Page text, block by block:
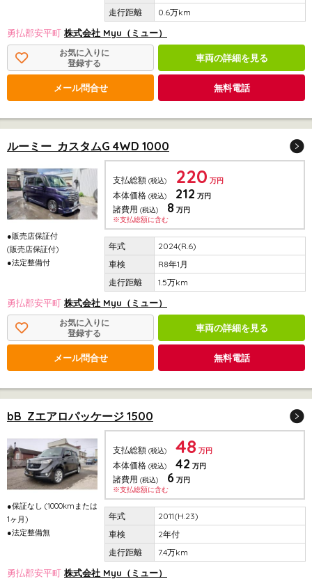
0.6万km
勇払郡安平町 株式会社 Myu（ミュー）
お気に入りに
登録する
車両の詳細を見る
メール問合せ 無料電話
ルーミー カスタムG 4WD 1000
●販売店保証付
(販売店保証付)
●法定整備付
支払総額 (税込) 220 万円
本体価格 (税込) 212 万円
諸費用 (税込) 8 万円
※支払総額に含む
2024(R.6)
R8年1月
1.5万km
勇払郡安平町 株式会社 Myu（ミュー）
お気に入りに
登録する
車両の詳細を見る
メール問合せ 無料電話
bB Zエアロパッケージ 1500
●保証なし (1000kmまたは
1ヶ月)
●法定整備無
支払総額 (税込) 48 万円
本体価格 (税込) 42 万円
諸費用 (税込) 6 万円
※支払総額に含む
2011(H.23)
2年付
7.4万km
勇払郡安平町 株式会社 Myu（ミュー）